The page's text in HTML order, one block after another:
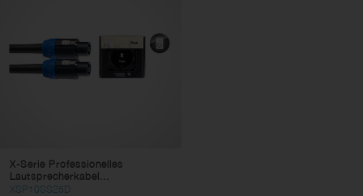
X-Serie Professionelles
Lautsprecherkabel...
XSP10SS25D